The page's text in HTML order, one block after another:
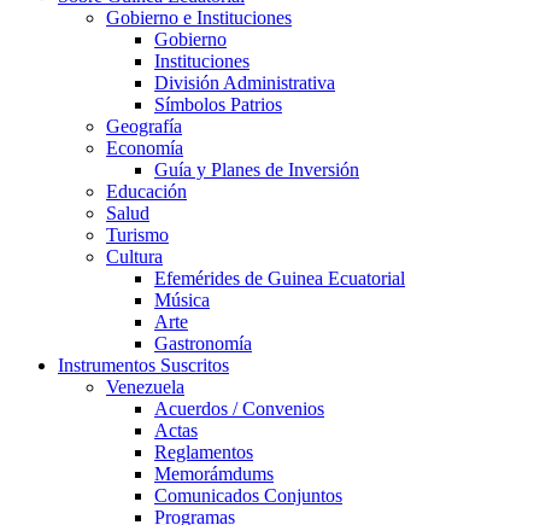
Gobierno e Instituciones
Gobierno
Instituciones
División Administrativa
Símbolos Patrios
Geografía
Economía
Guía y Planes de Inversión
Educación
Salud
Turismo
Cultura
Efemérides de Guinea Ecuatorial
Música
Arte
Gastronomía
Instrumentos Suscritos
Venezuela
Acuerdos / Convenios
Actas
Reglamentos
Memorámdums
Comunicados Conjuntos
Programas